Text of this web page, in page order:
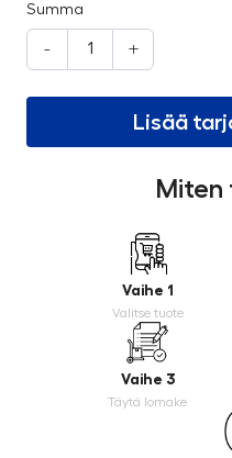
Summa
- +
Lisää
Miten
Vaihe 1
Valitse tuote
Vaihe 3
Täytä lomake